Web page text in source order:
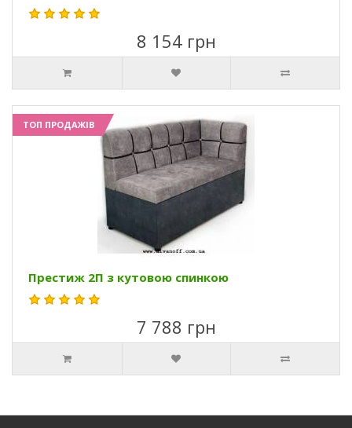
8 154 грн
ТОП ПРОДАЖІВ
Престиж 2П з кутовою спинкою
7 788 грн